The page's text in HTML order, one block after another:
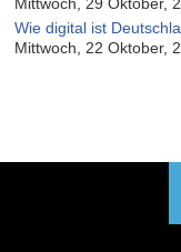
Mittwoch, 29 Oktober,
Wie digital ist
Mittwoch, 22 Oktober,